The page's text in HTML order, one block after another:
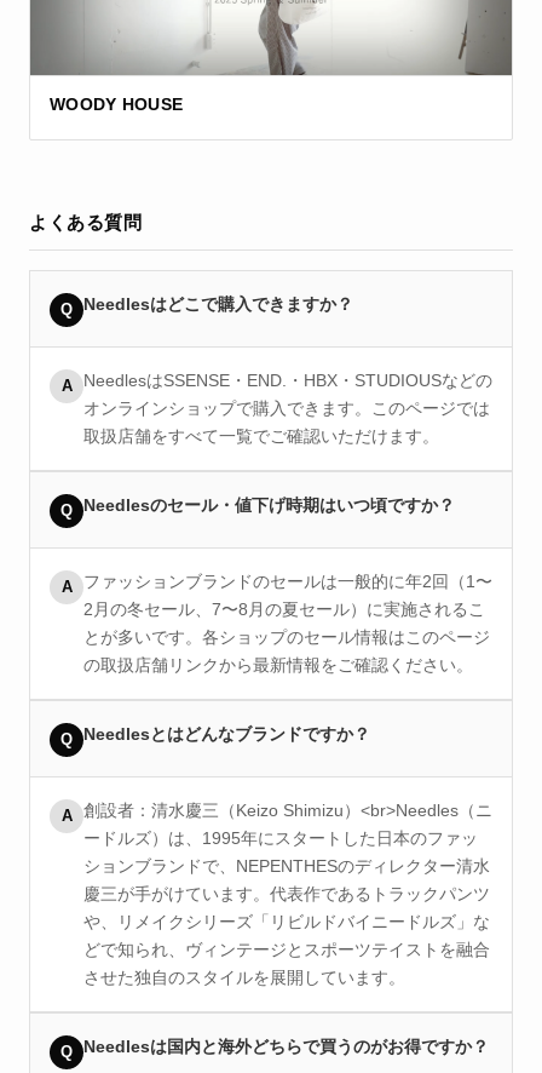
WOODY HOUSE
よくある質問
Q Needlesはどこで購入できますか？
A
NeedlesはSSENSE・END.・HBX・STUDIOUSなどの
オンラインショップで購入できます。このページでは
取扱店舗をすべて一覧でご確認いただけます。
Q Needlesのセール・値下げ時期はいつ頃ですか？
A
ファッションブランドのセールは一般的に年2回（1〜
2月の冬セール、7〜8月の夏セール）に実施されるこ
とが多いです。各ショップのセール情報はこのページ
の取扱店舗リンクから最新情報をご確認ください。
Q Needlesとはどんなブランドですか？
A
創設者：清水慶三（Keizo Shimizu）<br>Needles（ニ
ードルズ）は、1995年にスタートした日本のファッ
ションブランドで、NEPENTHESのディレクター清水
慶三が手がけています。代表作であるトラックパンツ
や、リメイクシリーズ「リビルドバイニードルズ」な
どで知られ、ヴィンテージとスポーツテイストを融合
させた独自のスタイルを展開しています。
Q Needlesは国内と海外どちらで買うのがお得ですか？